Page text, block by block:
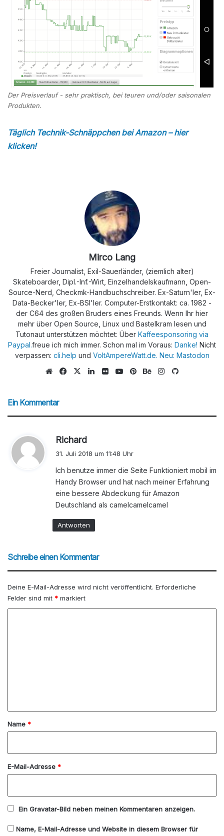
Der Preisverlauf - sehr praktisch, bei teuren und/oder saisonalen
Produkten.
Täglich Technik-Schnäppchen bei Amazon – hier
klicken!
Mirco Lang
Freier Journalist, Exil-Sauerländer, (ziemlich alter)
Skateboarder, Dipl.-Inf.-Wirt, Einzelhandelskaufmann, Open-
Source-Nerd, Checkmk-Handbuchschreiber. Ex-Saturn'ler, Ex-
Data-Becker'ler, Ex-BSI'ler. Computer-Erstkontakt: ca. 1982 -
der C64 des großen Bruders eines Freunds. Wenn Ihr hier
mehr über Open Source, Linux und Bastelkram lesen und
Tutonaut unterstützen möchtet: Über Kaffeesponsoring via
Paypal.freue ich mich immer. Schon mal im Voraus: Danke! Nicht
verpassen: cli.help und VoltAmpereWatt.de. Neu: Mastodon
We
Fa
X
Lin
Flic
Yo
Pin
Be
Ins
Ein Kommentar
Richard
t
:
31. Juli 2018 um 11:48 Uhr
Ich benutze immer die Seite Funktioniert mobil im
Handy Browser und hat nach meiner Erfahrung
eine bessere Abdeckung für Amazon
Deutschland als camelcamelcamel
Antworten
Schreibe einen Kommentar
Deine E-Mail-Adresse wird nicht veröffentlicht. Erforderliche
Felder sind mit * markiert
a
Name *
E-Mail-Adresse *
Ein Gravatar-Bild neben meinen Kommentaren anzeigen.
Name, E-Mail-Adresse und Website in diesem Browser für